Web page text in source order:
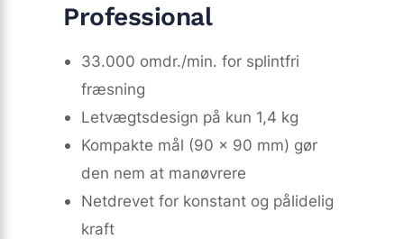
Professional
33.000 omdr./min. for splintfri
fræsning
Letvægtsdesign på kun 1,4 kg
Kompakte mål (90 × 90 mm) gør
den nem at manøvrere
Netdrevet for konstant og pålidelig
kraft